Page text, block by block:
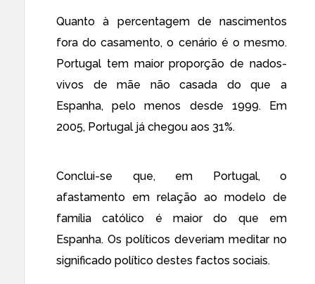
Quanto à percentagem de nascimentos
fora do casamento, o cenário é o mesmo.
Portugal tem maior proporção de nados-
vivos de mãe não casada do que a
Espanha, pelo menos desde 1999. Em
2005, Portugal já chegou aos 31%.
Conclui-se que, em Portugal, o
afastamento em relação ao modelo de
família católico é maior do que em
Espanha. Os políticos deveriam meditar no
significado político destes factos sociais.